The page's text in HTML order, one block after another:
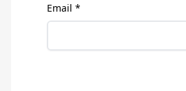
Email *